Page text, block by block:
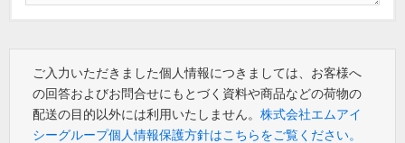
ご入力いただきました個人情報につきましては、お客様へ
の回答およびお問合せにもとづく資料や商品などの荷物の
配送の目的以外には利用いたしません。 株式会社エムアイ
シーグループ個人情報保護方針はこちらをご覧ください。